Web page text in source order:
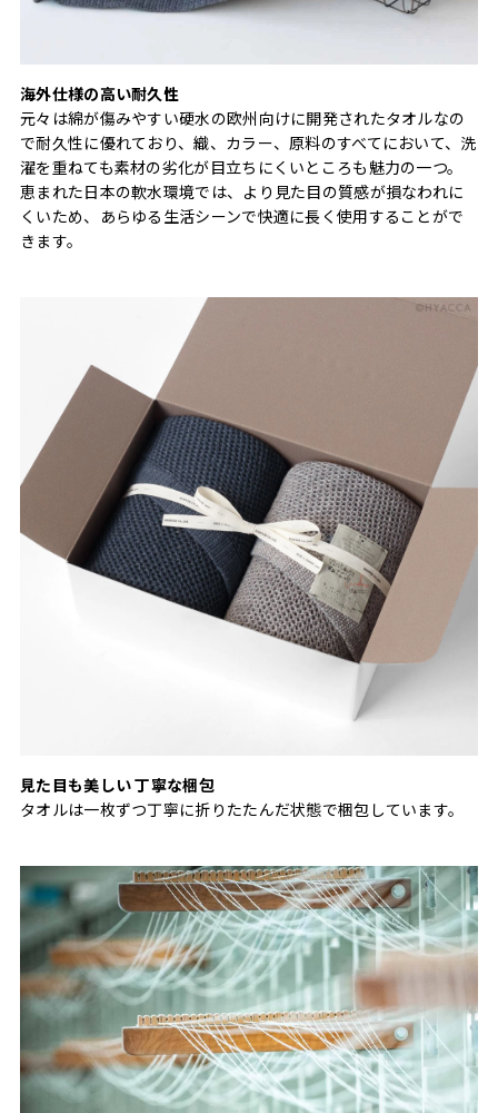
海外仕様の高い耐久性
元々は綿が傷みやすい硬水の欧州向けに開発されたタオルなの
で耐久性に優れており、織、カラー、原料のすべてにおいて、洗
濯を重ねても素材の劣化が目立ちにくいところも魅力の一つ。
恵まれた日本の軟水環境では、より見た目の質感が損なわれに
くいため、あらゆる生活シーンで快適に長く使用することがで
きます。
見た目も美しい 丁寧な梱包
タオルは一枚ずつ丁寧に折りたたんだ状態で梱包しています。